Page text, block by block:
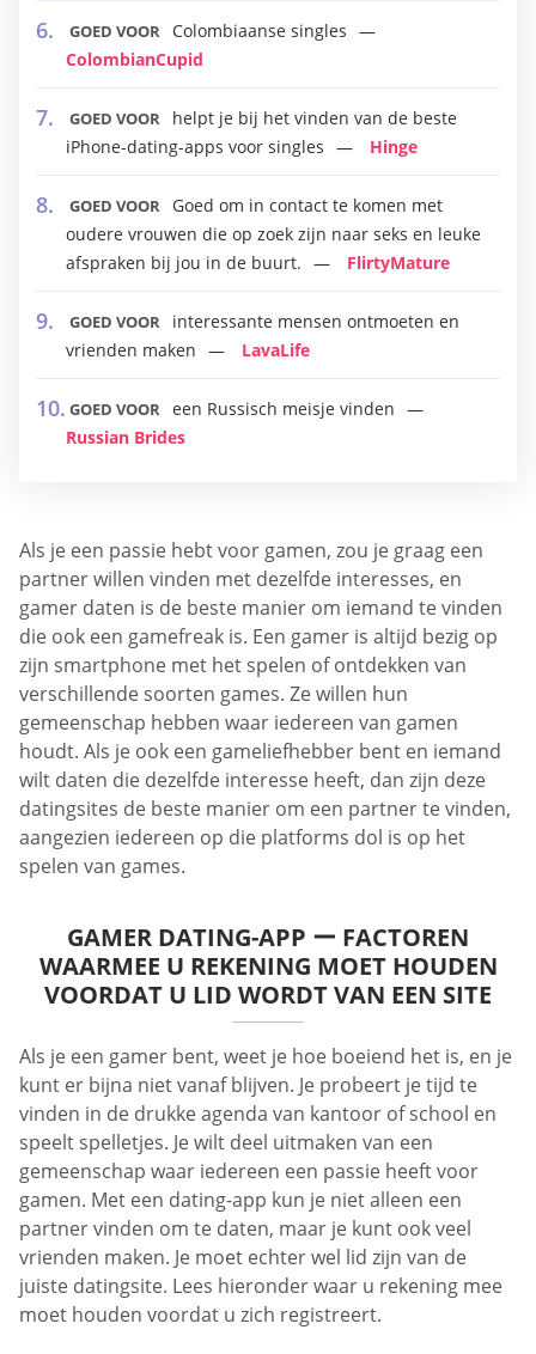
GOED VOOR
Colombiaanse singles
ColombianCupid
GOED VOOR
helpt je bij het vinden van de beste
iPhone-dating-apps voor singles
Hinge
GOED VOOR
Goed om in contact te komen met
oudere vrouwen die op zoek zijn naar seks en leuke
afspraken bij jou in de buurt.
FlirtyMature
GOED VOOR
interessante mensen ontmoeten en
vrienden maken
LavaLife
GOED VOOR een Russisch meisje vinden
Russian Brides
Als je een passie hebt voor gamen, zou je graag een
partner willen vinden met dezelfde interesses, en
gamer daten is de beste manier om iemand te vinden
die ook een gamefreak is. Een gamer is altijd bezig op
zijn smartphone met het spelen of ontdekken van
verschillende soorten games. Ze willen hun
gemeenschap hebben waar iedereen van gamen
houdt. Als je ook een gameliefhebber bent en iemand
wilt daten die dezelfde interesse heeft, dan zijn deze
datingsites de beste manier om een ​​partner te vinden,
aangezien iedereen op die platforms dol is op het
spelen van games.
GAMER DATING-APP ー FACTOREN
WAARMEE U REKENING MOET HOUDEN
VOORDAT U LID WORDT VAN EEN SITE
Als je een gamer bent, weet je hoe boeiend het is, en je
kunt er bijna niet vanaf blijven. Je probeert je tijd te
vinden in de drukke agenda van kantoor of school en
speelt spelletjes. Je wilt deel uitmaken van een
gemeenschap waar iedereen een passie heeft voor
gamen. Met een dating-app kun je niet alleen een
partner vinden om te daten, maar je kunt ook veel
vrienden maken. Je moet echter wel lid zijn van de
juiste datingsite. Lees hieronder waar u rekening mee
moet houden voordat u zich registreert.